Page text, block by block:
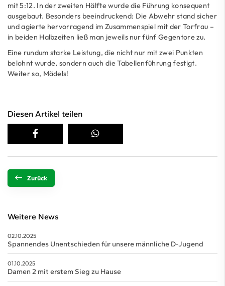
mit 5:12. In der zweiten Hälfte wurde die Führung konsequent
ausgebaut. Besonders beeindruckend: Die Abwehr stand sicher
und agierte hervorragend im Zusammenspiel mit der Torfrau –
in beiden Halbzeiten ließ man jeweils nur fünf Gegentore zu.
Eine rundum starke Leistung, die nicht nur mit zwei Punkten
belohnt wurde, sondern auch die Tabellenführung festigt.
Weiter so, Mädels!
Diesen Artikel teilen
Zurück
Weitere News
02.10.2025
Spannendes Unentschieden für unsere männliche D-Jugend
01.10.2025
Damen 2 mit erstem Sieg zu Hause